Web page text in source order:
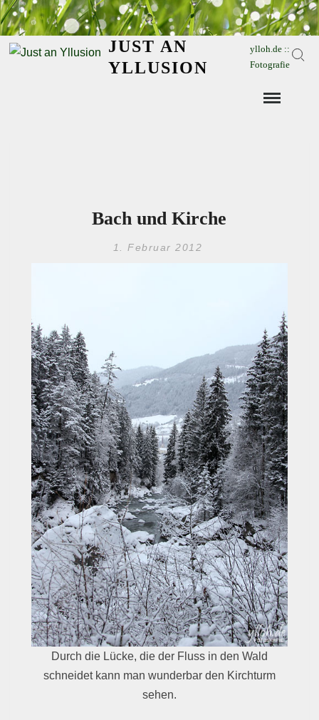
Skip
to
content
JUST AN
YLLUSION
ylloh.de ::
Fotografie
Bach und Kirche
1. Februar 2012
Durch die Lücke, die der Fluss in den Wald
schneidet kann man wunderbar den Kirchturm
sehen.